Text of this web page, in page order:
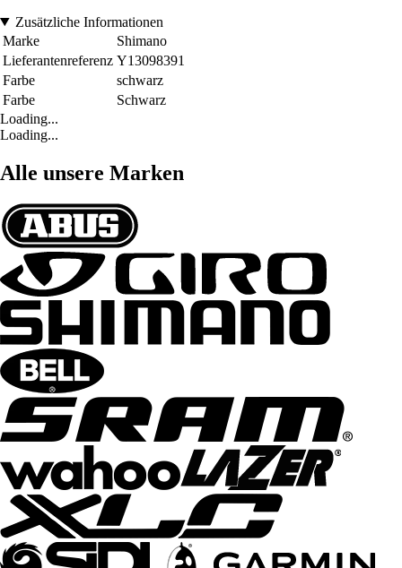
Zusätzliche Informationen
Marke
Shimano
Lieferantenreferenz Y13098391
Farbe
schwarz
Farbe
Schwarz
Loading...
Loading...
Alle unsere Marken